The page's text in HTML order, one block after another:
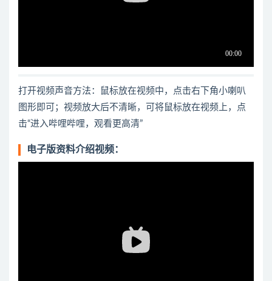
打开视频声音方法：鼠标放在视频中，点击右下角小喇叭
图形即可；视频放大后不清晰，可将鼠标放在视频上，点
击“进入哔哩哔哩，观看更高清”
电子版资料介绍视频：